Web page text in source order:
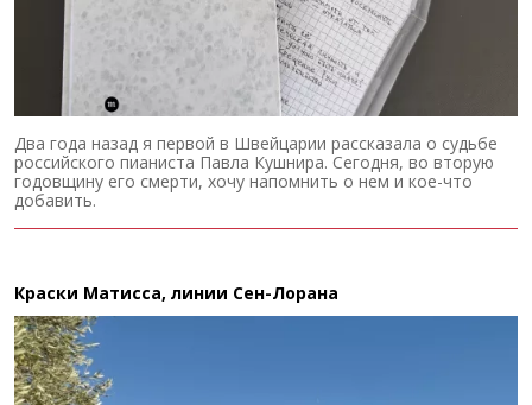
Два года назад я первой в Швейцарии рассказала о судьбе
российского пианиста Павла Кушнира. Сегодня, во вторую
годовщину его смерти, хочу напомнить о нем и кое-что
добавить.
Краски Матисса, линии Сен-Лорана